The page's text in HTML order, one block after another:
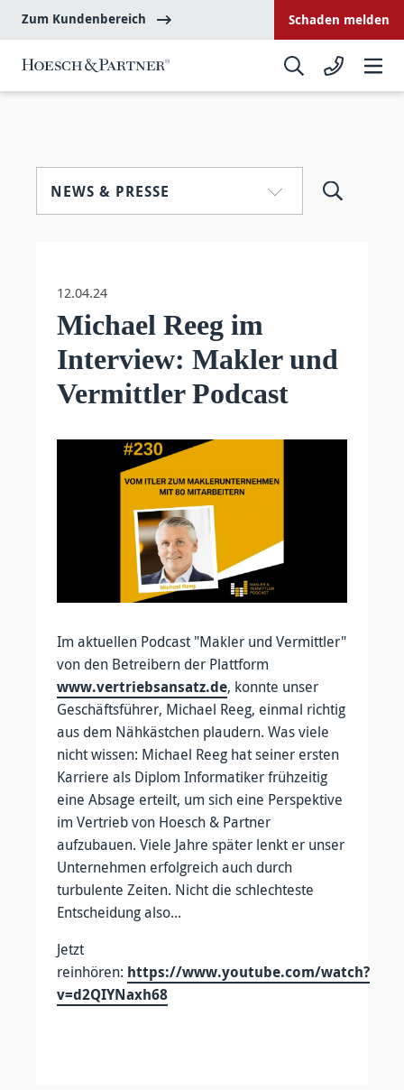
Zum Kundenbereich Schaden melden
NEWS & PRESSE
Michael Reeg im
Interview: Makler und
Vermittler Podcast
12.04.24
Im aktuellen Podcast "Makler und Vermittler"
von den Betreibern der Plattform
www.vertriebsansatz.de, konnte unser
Geschäftsführer, Michael Reeg, einmal richtig
aus dem Nähkästchen plaudern. Was viele
nicht wissen: Michael Reeg hat seiner ersten
Karriere als Diplom Informatiker frühzeitig
eine Absage erteilt, um sich eine Perspektive
im Vertrieb von Hoesch & Partner
aufzubauen. Viele Jahre später lenkt er unser
Unternehmen erfolgreich auch durch
turbulente Zeiten. Nicht die schlechteste
Entscheidung also...
Jetzt
reinhören: https://www.youtube.com/watch?
v=d2QIYNaxh68